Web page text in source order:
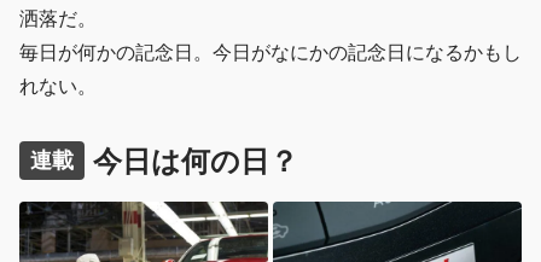
洒落だ。
毎日が何かの記念日。今日がなにかの記念日になるかもし
れない。
連載 今日は何の日？